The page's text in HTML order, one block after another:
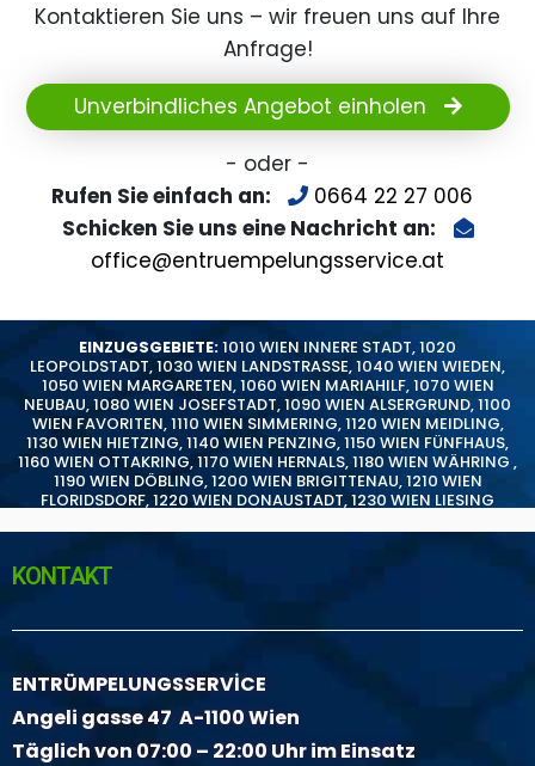
Kontaktieren Sie uns – wir freuen uns auf Ihre
Anfrage!
Unverbindliches Angebot einholen
- oder -
Rufen Sie einfach an:
0664 22 27 006
Schicken Sie uns eine Nachricht an:
office@entruempelungsservice.at
EINZUGSGEBIETE:1010 WIEN INNERE STADT,1020
LEOPOLDSTADT,1030 WIEN LANDSTRASSE,1040 WIEN WIEDEN,
1050 WIEN MARGARETEN,1060 WIEN MARIAHILF,1070 WIEN
NEUBAU,1080 WIEN JOSEFSTADT,1090 WIEN ALSERGRUND,1100
WIEN FAVORITEN,1110 WIEN SIMMERING,1120 WIEN MEIDLING,
1130 WIEN HIETZING,1140 WIEN PENZING,1150 WIEN FÜNFHAUS,
1160 WIEN OTTAKRING,1170 WIEN HERNALS,1180 WIEN WÄHRING ,
1190 WIEN DÖBLING,1200 WIEN BRIGITTENAU,1210 WIEN
FLORIDSDORF,1220 WIEN DONAUSTADT,1230 WIEN LIESING
KONTAKT
ENTRÜMPELUNGSSERVİCE
Angeli gasse 47 A-1100 Wien
Täglich von 07:00 – 22:00 Uhr im Einsatz